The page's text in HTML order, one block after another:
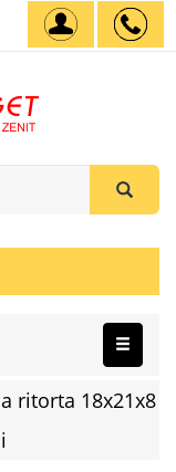
ritorta 18x21x8